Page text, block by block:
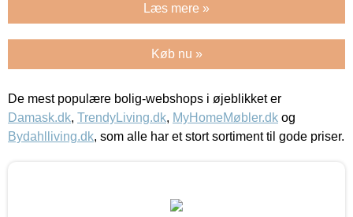
Læs mere »
Køb nu »
De mest populære bolig-webshops i øjeblikket er
Damask.dk, TrendyLiving.dk, MyHomeMøbler.dk og
Bydahlliving.dk, som alle har et stort sortiment til gode priser.